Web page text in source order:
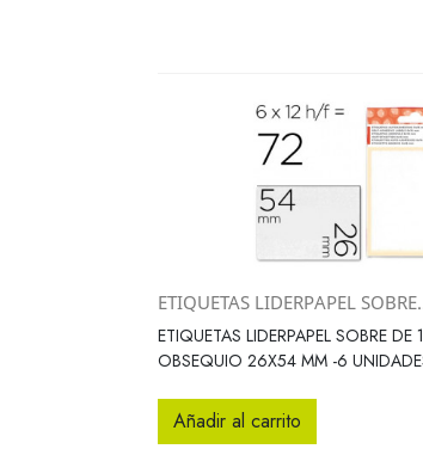
 Vista rápida
ETIQUETAS LIDERPAPEL
ETIQUETAS LIDERPAPEL SOBRE
OBSEQUIO 26X54 MM -6
Añadir al carrito